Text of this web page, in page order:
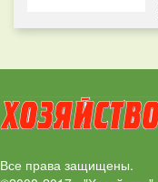
Все права защищены.